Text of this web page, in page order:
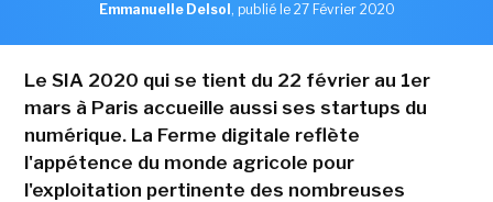
Emmanuelle Delsol , publié le 27 Février 2020
Le SIA 2020 qui se tient du 22 février au 1er
mars à Paris accueille aussi ses startups du
numérique. La Ferme digitale reflète
l'appétence du monde agricole pour
l'exploitation pertinente des nombreuses